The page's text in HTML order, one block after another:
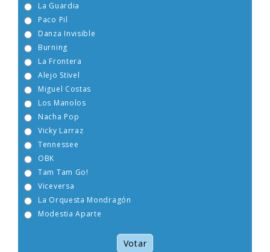
La Guardia
Paco Pil
Danza Invisible
Burning
La Frontera
Alejo Stivel
Miguel Costas
Los Manolos
Nacha Pop
Vicky Larraz
Tennessee
OBK
Tam Tam Go!
Viceversa
La Orquesta Mondragón
Modestia Aparte
Votar